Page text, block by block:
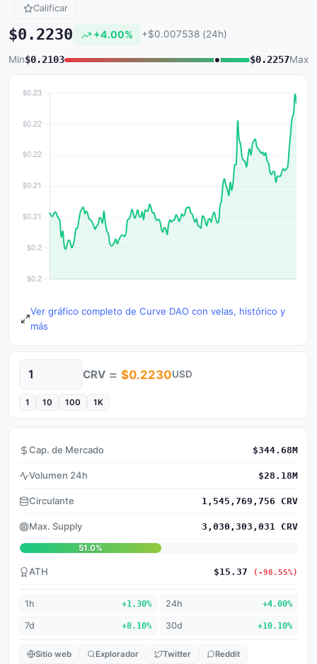
Calificar
$0.2230 +4.00% +$0.007538 (24h)
Min$0.2103 $0.2257Max
Ver gráfico completo de Curve DAO con velas, histórico y
más
Cantidad CRV = $0.2230USD
1 10 100 1K
Cap. de Mercado $344.68M
Volumen 24h $28.18M
Circulante 1,545,769,756 CRV
Max. Supply 3,030,303,031 CRV
51.0%
ATH $15.37 (-98.55%)
1h +1.30% 24h +4.00%
7d +8.10% 30d +10.10%
Sitio web Explorador Twitter
Reddit